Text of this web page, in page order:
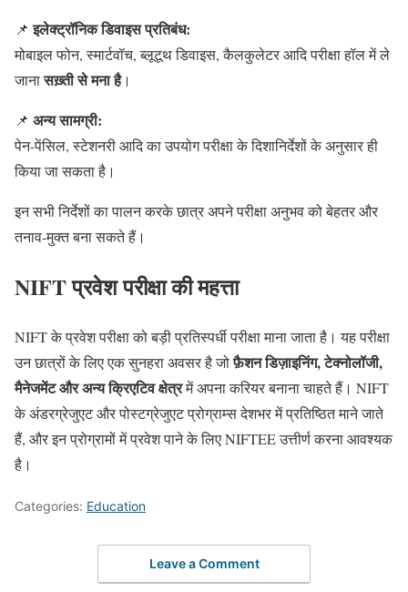
📌इलेक्ट्रॉनिक डिवाइस प्रतिबंध:
मोबाइल फोन, स्मार्टवॉच, ब्लूटूथ डिवाइस, कैलकुलेटर आदि परीक्षा हॉल में ले
जानासख़्ती से मना है।
📌 अन्य सामग्री:
पेन-पेंसिल, स्टेशनरी आदि का उपयोग परीक्षा के दिशानिर्देशों के अनुसार ही
किया जा सकता है।
इन सभी निर्देशों का पालन करके छात्र अपने परीक्षा अनुभव को बेहतर और
तनाव-मुक्त बना सकते हैं।
NIFT प्रवेश परीक्षा की महत्ता
NIFT के प्रवेश परीक्षा को बड़ी प्रतिस्पर्धी परीक्षा माना जाता है। यह परीक्षा
उन छात्रों के लिए एक सुनहरा अवसर है जोफ़ैशन डिज़ाइनिंग, टेक्नोलॉजी,
मैनेजमेंट और अन्य क्रिएटिव क्षेत्रमें अपना करियर बनाना चाहते हैं। NIFT
के अंडरग्रेजुएट और पोस्टग्रेजुएट प्रोग्राम्स देशभर में प्रतिष्ठित माने जाते
हैं, और इन प्रोग्रामों में प्रवेश पाने के लिए NIFTEE उत्तीर्ण करना आवश्यक
है।
Categories: Education
Leave a Comment